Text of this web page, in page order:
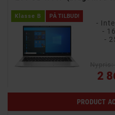
PÅ TILBUD!
Klasse B
-
-
-
2
Pris
PRODUCT